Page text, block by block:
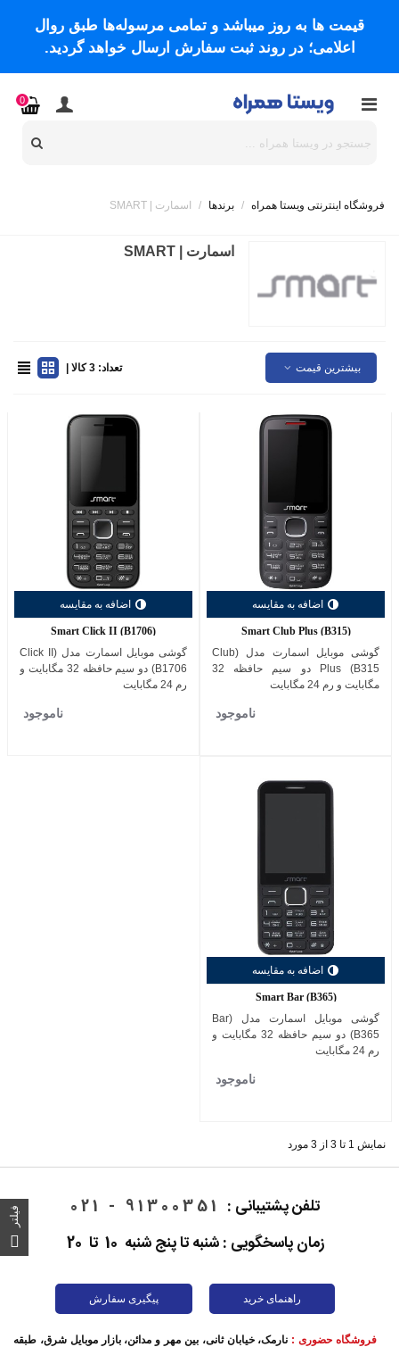
قیمت ها به روز میباشد و تمامی مرسوله‌ها طبق روال
اعلامی؛ در روند ثبت سفارش ارسال خواهد گردید.
0
فروشگاه اینترنتی ویستا همراه / برندها / اسمارت | SMART
اسمارت | SMART
بیشترین قیمت تعداد: 3 کالا |
اضافه به مقایسه
Smart Club Plus (B315)
گوشی موبایل اسمارت مدل (Club
Plus (B315 دو سیم حافظه 32
مگابایت و رم 24 مگابایت
ناموجود
اضافه به مقایسه
Smart Click II (B1706)
گوشی موبایل اسمارت مدل (Click II
(B1706 دو سیم حافظه 32 مگابایت و
رم 24 مگابایت
ناموجود
اضافه به مقایسه
Smart Bar (B365)
گوشی موبایل اسمارت مدل (Bar
(B365 دو سیم حافظه 32 مگابایت و
رم 24 مگابایت
ناموجود
نمایش 1 تا 3 از 3 مورد
تلفن پشتیبانی : 91300351 - 021
زمان پاسخگویی : شنبه تا پنج شنبه 10 تا 20
راهنمای خرید پیگیری سفارش
فروشگاه حضوری : نارمک، خیابان ثانی، بین مهر و مدائن، بازار موبایل شرق، طبقه
فیلتر